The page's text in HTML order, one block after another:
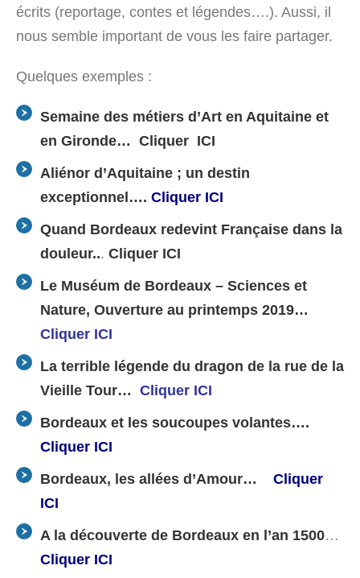
écrits (reportage, contes et légendes….). Aussi, il
nous semble important de vous les faire partager.
Quelques exemples :
Semaine des métiers d’Art en Aquitaine et
en Gironde… Cliquer ICI
Aliénor d’Aquitaine ; un destin
exceptionnel…. Cliquer ICI
Quand Bordeaux redevint Française dans la
douleur... Cliquer ICI
Le Muséum de Bordeaux – Sciences et
Nature, Ouverture au printemps 2019…
Cliquer ICI
La terrible légende du dragon de la rue de la
Vieille Tour… Cliquer ICI
Bordeaux et les soucoupes volantes….
Cliquer ICI
Bordeaux, les allées d’Amour… Cliquer
ICI
A la découverte de Bordeaux en l’an 1500…
Cliquer ICI